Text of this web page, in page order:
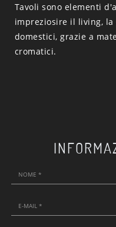
Tavoli sono elementi
impreziosire il living,
domestici, grazie a
cromatici.